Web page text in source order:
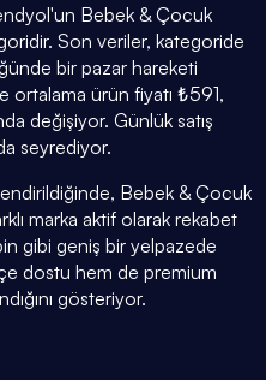
Bebek & Çocuk
Son veriler, kategoride
bir pazar hareketi
ürün fiyatı ₺591,
değişiyor. Günlük satış
seyrediyor.
Bebek & Çocuk
marka aktif olarak rekabet
gibi geniş bir yelpazede
dostu hem de premium
gösteriyor.